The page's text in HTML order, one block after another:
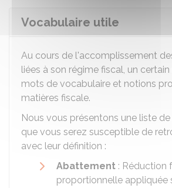
Vocabulaire utile
Au cours de l'accomplissement
liées à son régime fiscal, un
mots de vocabulaire et notions
matières fiscale.
Nous vous présentons une liste
que vous serez susceptible de
avec leur définition :
Abattement : Réduction
proportionnelle appliquée